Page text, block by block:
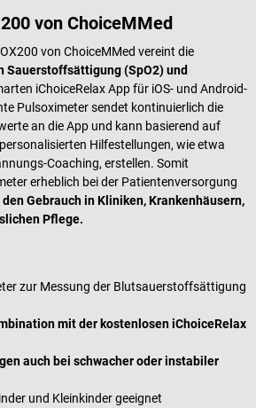
von ChoiceMMed
von ChoiceMMed vereint die
Sauerstoffsättigung (SpO2) und
iChoiceRelax App für iOS- und Android-
Pulsoximeter sendet kontinuierlich die
an die App und kann basierend auf
Hilfestellungen, wie etwa
Coaching, erstellen. Somit
erheblich bei der Patientenversorgung
Gebrauch in Kliniken, Krankenhäusern,
Pflege.
zur Messung der Blutsauerstoffsättigung
mit der kostenlosen iChoiceRelax
auch bei schwacher oder instabiler
und Kleinkinder geeignet